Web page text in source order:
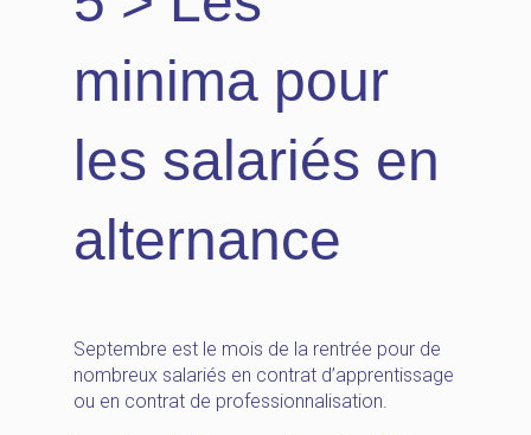
minima pour
les salariés en
alternance
Septembre est le mois de la rentrée pour de
nombreux salariés en contrat d’apprentissage
ou en contrat de professionnalisation.